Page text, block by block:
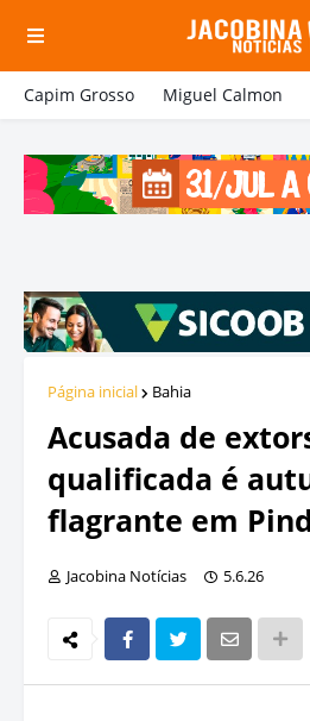
Capim Grosso Miguel Calmon
Página inicial Bahia
Acusada de
qualificada é
flagrante em
Jacobina Notícias 5.6.26